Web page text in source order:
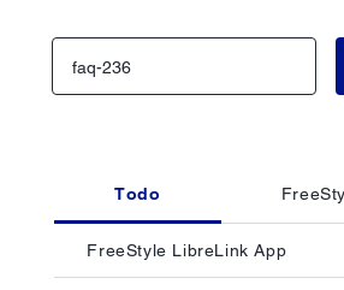
Todo
FreeStyle LibreLink App